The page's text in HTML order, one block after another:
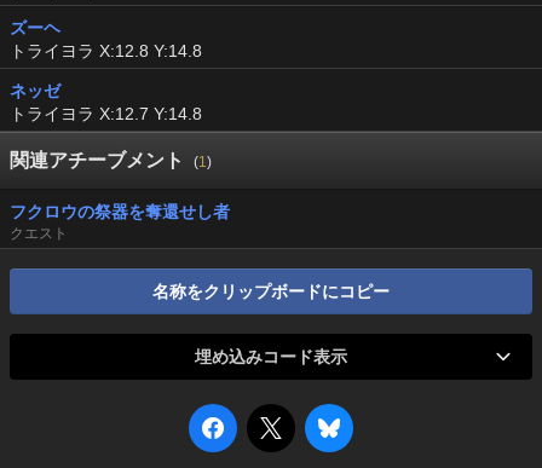
ズーヘ
トライヨラ X:12.8 Y:14.8
ネッゼ
トライヨラ X:12.7 Y:14.8
関連アチーブメント (1)
フクロウの祭器を奪還せし者
クエスト
名称をクリップボードにコピー
埋め込みコード表示